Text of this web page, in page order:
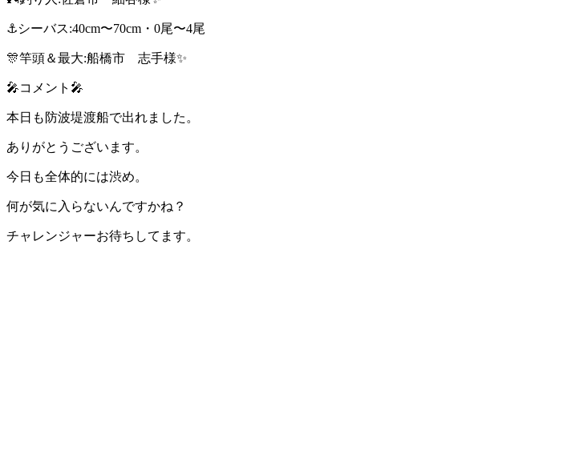
⚓️シーバス:40cm〜70cm・0尾〜4尾
🎊竿頭＆最大:船橋市 志手様✨
🎤コメント🎤
本日も防波堤渡船で出れました。
ありがとうございます。
今日も全体的には渋め。
何が気に入らないんですかね？
チャレンジャーお待ちしてます。